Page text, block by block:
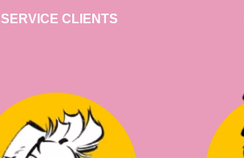
SERVICE CLIENTS